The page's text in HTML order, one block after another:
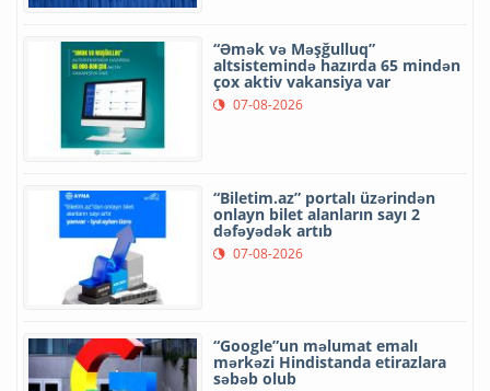
“Əmək və Məşğulluq”
altsistemində hazırda 65 mindən
çox aktiv vakansiya var
07-08-2026
“Biletim.az” portalı üzərindən
onlayn bilet alanların sayı 2
dəfəyədək artıb
07-08-2026
“Google”un məlumat emalı
mərkəzi Hindistanda etirazlara
səbəb olub